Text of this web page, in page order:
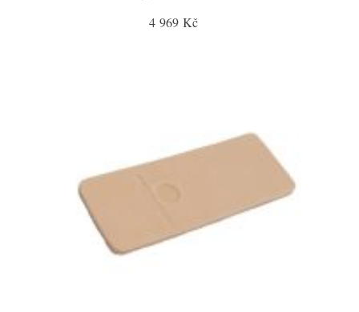
4 969 Kč